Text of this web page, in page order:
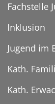
Fachstelle
Inklusion
Jugend im
Kath.
Kath.